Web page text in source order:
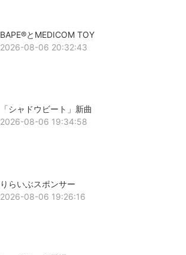
BAPE®とMEDICOM TOY
2026-08-06 20:32:43
「シャドウビート」新曲
2026-08-06 19:34:58
りらいぶスポンサー
2026-08-06 19:26:16